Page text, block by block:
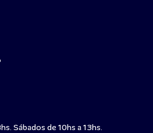
Sábados de 10hs a 13hs.